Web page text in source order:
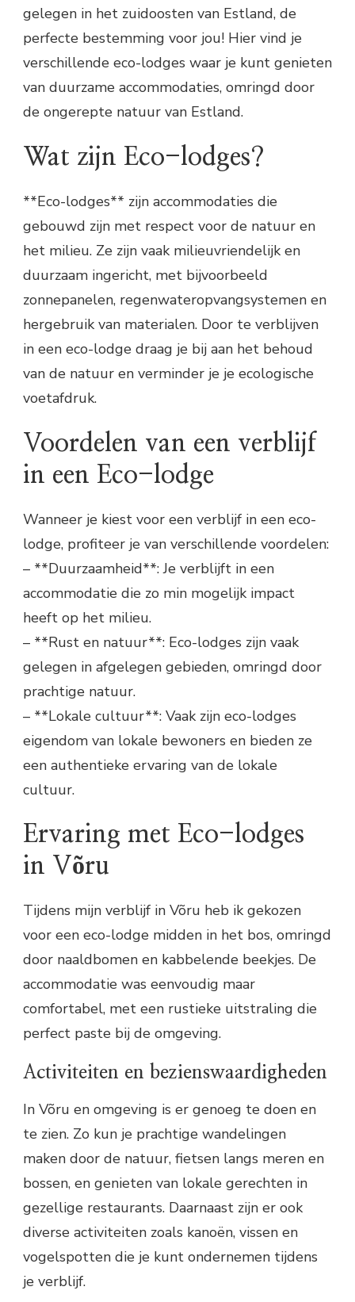
gelegen in het zuidoosten van Estland, de
perfecte bestemming voor jou! Hier vind je
verschillende eco-lodges waar je kunt genieten
van duurzame accommodaties, omringd door
de ongerepte natuur van Estland.
Wat zijn Eco-lodges?
**Eco-lodges** zijn accommodaties die
gebouwd zijn met respect voor de natuur en
het milieu. Ze zijn vaak milieuvriendelijk en
duurzaam ingericht, met bijvoorbeeld
zonnepanelen, regenwateropvangsystemen en
hergebruik van materialen. Door te verblijven
in een eco-lodge draag je bij aan het behoud
van de natuur en verminder je je ecologische
voetafdruk.
Voordelen van een verblijf
in een Eco-lodge
Wanneer je kiest voor een verblijf in een eco-
lodge, profiteer je van verschillende voordelen:
– **Duurzaamheid**: Je verblijft in een
accommodatie die zo min mogelijk impact
heeft op het milieu.
– **Rust en natuur**: Eco-lodges zijn vaak
gelegen in afgelegen gebieden, omringd door
prachtige natuur.
– **Lokale cultuur**: Vaak zijn eco-lodges
eigendom van lokale bewoners en bieden ze
een authentieke ervaring van de lokale
cultuur.
Ervaring met Eco-lodges
in Võru
Tijdens mijn verblijf in Võru heb ik gekozen
voor een eco-lodge midden in het bos, omringd
door naaldbomen en kabbelende beekjes. De
accommodatie was eenvoudig maar
comfortabel, met een rustieke uitstraling die
perfect paste bij de omgeving.
Activiteiten en bezienswaardigheden
In Võru en omgeving is er genoeg te doen en
te zien. Zo kun je prachtige wandelingen
maken door de natuur, fietsen langs meren en
bossen, en genieten van lokale gerechten in
gezellige restaurants. Daarnaast zijn er ook
diverse activiteiten zoals kanoën, vissen en
vogelspotten die je kunt ondernemen tijdens
je verblijf.